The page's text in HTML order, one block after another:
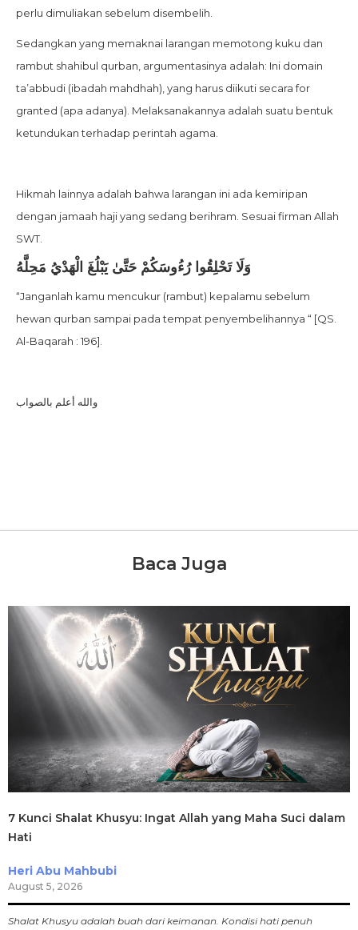
perlu dimuliakan sebelum disembelih.
Sedangkan yang memaknai larangan memotong kuku dan
rambut shahibul qurban, argumentasinya adalah: Ini domain
ta’abbudi (ibadah mahdhah), yang harus diikuti secara for
granted (apa adanya). Melaksanakannya adalah suatu bentuk
ketundukan terhadap perintah agama.
Hikmah lainnya adalah bahwa larangan ini ada kemiripan
dengan jamaah haji yang sedang berihram. Sesuai firman Allah
SWT.
وَلَا تَحْلِقُوا رُءُوسَكُمْ حَتَّىٰ يَبْلُغَ الْهَدْيُ مَحِلَّهُ
“Janganlah kamu mencukur (rambut) kepalamu sebelum
hewan qurban sampai pada tempat penyembelihannya “ [QS.
Al-Baqarah : 196].
والله أعلم بالصواب
Baca Juga
7 Kunci Shalat Khusyu: Ingat Allah yang Maha Suci dalam
Hati
Heri Abu Mahbubi
August 5, 2026
Shalat Khusyu adalah buah dari keimanan. Kondisi hati penuh